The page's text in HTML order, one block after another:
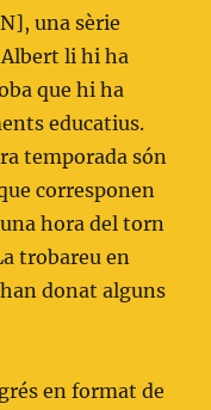
una sèrie
li hi ha
que hi ha
educatius.
temporada són
corresponen
hora del torn
trobareu en
donat alguns
en format de